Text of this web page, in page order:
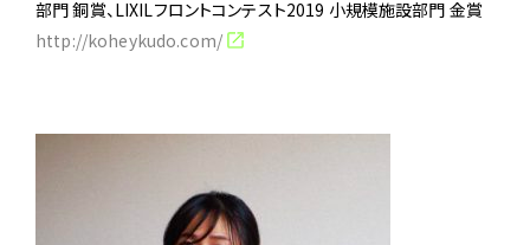
部門 銅賞、LIXILフロントコンテスト2019 小規模施設部門 金賞
http://koheykudo.com/